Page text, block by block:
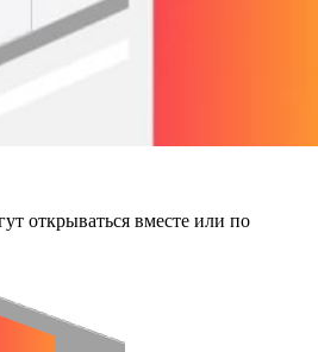
открываться вместе или по